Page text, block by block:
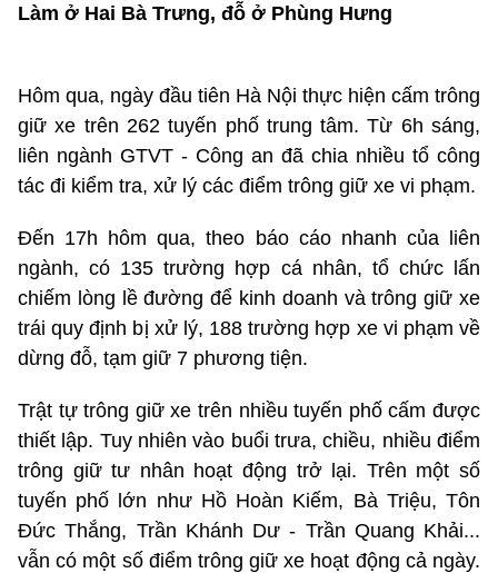
Làm ở Hai Bà Trưng, đỗ ở Phùng Hưng
Hôm qua, ngày đầu tiên Hà Nội thực hiện cấm trông
giữ xe trên 262 tuyến phố trung tâm. Từ 6h sáng,
liên ngành GTVT - Công an đã chia nhiều tổ công
tác đi kiểm tra, xử lý các điểm trông giữ xe vi phạm.
Đến 17h hôm qua, theo báo cáo nhanh của liên
ngành, có 135 trường hợp cá nhân, tổ chức lấn
chiếm lòng lề đường để kinh doanh và trông giữ xe
trái quy định bị xử lý, 188 trường hợp xe vi phạm về
dừng đỗ, tạm giữ 7 phương tiện.
Trật tự trông giữ xe trên nhiều tuyến phố cấm được
thiết lập. Tuy nhiên vào buổi trưa, chiều, nhiều điểm
trông giữ tư nhân hoạt động trở lại. Trên một số
tuyến phố lớn như Hồ Hoàn Kiếm, Bà Triệu, Tôn
Đức Thắng, Trần Khánh Dư - Trần Quang Khải...
vẫn có một số điểm trông giữ xe hoạt động cả ngày.